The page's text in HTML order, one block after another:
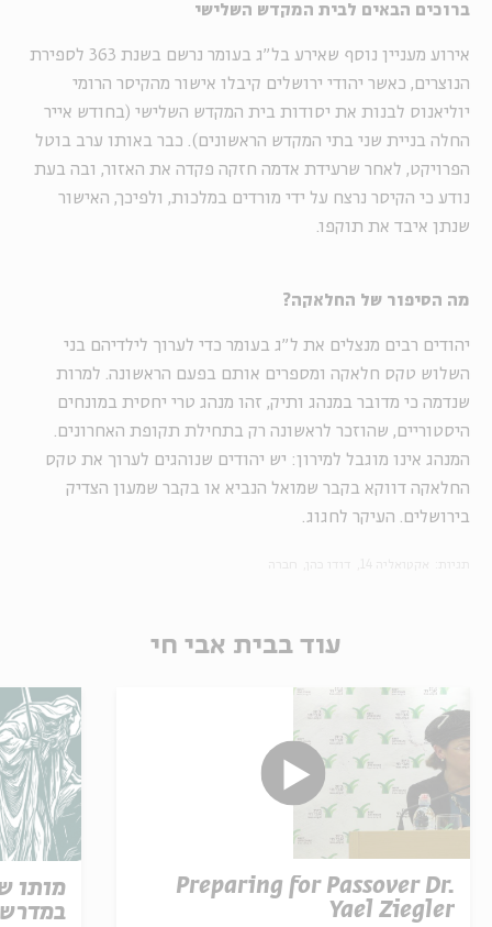
ברוכים הבאים לבית המקדש השלישי
אירוע מעניין נוסף שאירע בל"ג בעומר נרשם בשנת 363 לספירת
הנוצרים, כאשר יהודי ירושלים קיבלו אישור מהקיסר הרומי
יוליאנוס לבנות את יסודות בית המקדש השלישי (בחודש אייר
החלה בניית שני בתי המקדש הראשונים). כבר באותו ערב בוטל
הפרויקט, לאחר שרעידת אדמה חזקה פקדה את האזור, ובה בעת
נודע כי הקיסר נרצח על ידי מורדים במלכות, ולפיכך, האישור
שנתן איבד את תוקפו.
מה הסיפור של החלאקה?
יהודים רבים מנצלים את ל"ג בעומר כדי לערוך לילדיהם בני
השלוש טקס חלאקה ומספרים אותם בפעם הראשונה. למרות
שנדמה כי מדובר במנהג ותיק, זהו מנהג טרי יחסית במונחים
היסטוריים, שהוזכר לראשונה רק בתחילת תקופת האחרונים.
המנהג אינו מוגבל למירון: יש יהודים שנוהגים לערוך את טקס
החלאקה דווקא בקבר שמואל הנביא או בקבר שמעון הצדיק
בירושלים. העיקר לחגוג.
עוד בבית אבי חי
Preparing for Passover Dr.
Yael Ziegler
מותו